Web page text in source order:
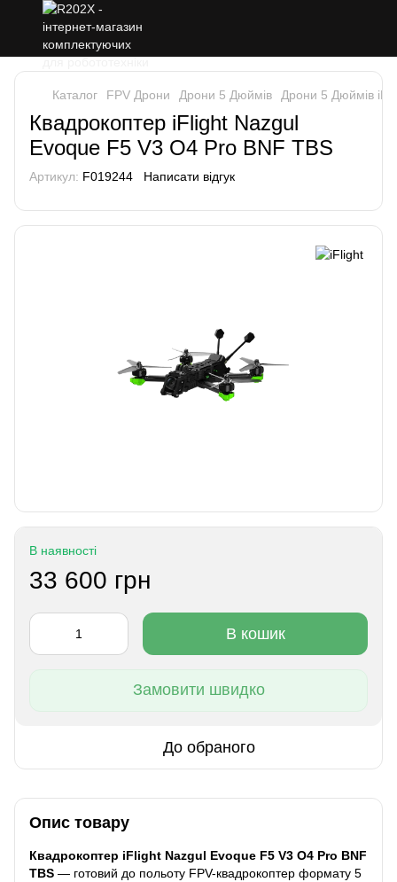
Каталог FPV Дрони Дрони 5 Дюймів Дрони 5 Дюймів
Квадрокоптер iFlight Nazgul
Evoque F5 V3 O4 Pro BNF TBS
Артикул: F019244 Написати відгук
В наявності
33 600 грн
В кошик
Замовити швидко
До обраного
Опис товару
Квадрокоптер iFlight Nazgul Evoque F5 V3 O4 Pro BNF
TBS — готовий до польоту FPV-квадрокоптер формату 5